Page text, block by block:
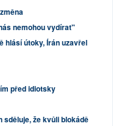
nemohou vydírat"
hlásí útoky, Írán uzavřel
před idiotsky
sděluje, že kvůli blokádě